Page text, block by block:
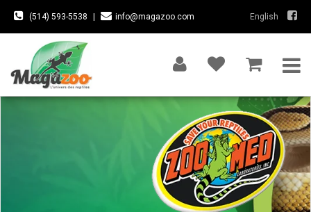
(514) 593-5538 info@magazoo.com English